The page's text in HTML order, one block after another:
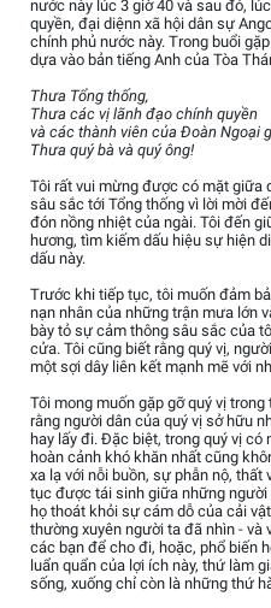
nước này lúc 3 giờ 40 và sau đó,
quyền, đại diệnn xã hội dân sự
chính phủ nước này. Trong buổi
dựa vào bản tiếng Anh của Tòa
Thưa Tổng thống,
Thưa các vị lãnh đạo chính quyền
và các thành viên của Đoàn Ngoại
Thưa quý bà và quý ông!
Tôi rất vui mừng được có mặt giữa
sâu sắc tới Tổng thống vì lời mời
đón nồng nhiệt của ngài. Tôi đến
hương, tìm kiếm dấu hiệu sự hiện
dấu này.
Trước khi tiếp tục, tôi muốn đảm
nạn nhân của những trận mưa lớn
bày tỏ sự cảm thông sâu sắc của
cửa. Tôi cũng biết rằng quý vị,
một sợi dây liên kết mạnh mẽ với
Tôi mong muốn gặp gỡ quý vị
rằng người dân của quý vị sở hữu
hay lấy đi. Đặc biệt, trong quý vị có
hoàn cảnh khó khăn nhất cũng
xa lạ với nỗi buồn, sự phẫn nộ, thất
tục được tái sinh giữa những
họ thoát khỏi sự cám dỗ của cải
thường xuyên người ta đã nhìn - và
các bạn để cho đi, hoặc, phổ biến
luẩn quẩn của lợi ích này, thứ làm
sống, xuống chỉ còn là những thứ